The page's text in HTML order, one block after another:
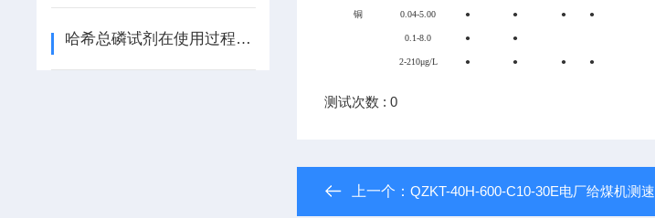
哈希总磷试剂在使用过程中的常见问题相应解决方法分享
铜
0.04-5.00 ● ● ● ●
0.1-8.0 ● ●
2-210μg/L
● ● ● ●
测试次数 : 0
上一个：QZKT-40H-600-C10-30E电厂给煤机测速传感器